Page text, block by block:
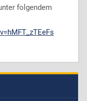
folgendem